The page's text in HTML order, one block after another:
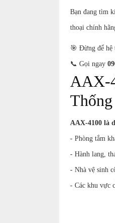
Bạn đang tìm
thoại chính
🎯 Đừng để hệ
📞 Gọi ngay
AAX-
AAX-4100 là
- Phòng tắm
- Hành lang,
- Nhà vệ sinh
- Các khu vực